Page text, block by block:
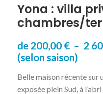
Yona : villa
chambres/
de 200,00 € – 2
(selon saison)
Belle maison récente sur
exposée plein Sud, à